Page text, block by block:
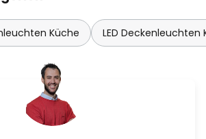
Küche LED Deckenleuchten